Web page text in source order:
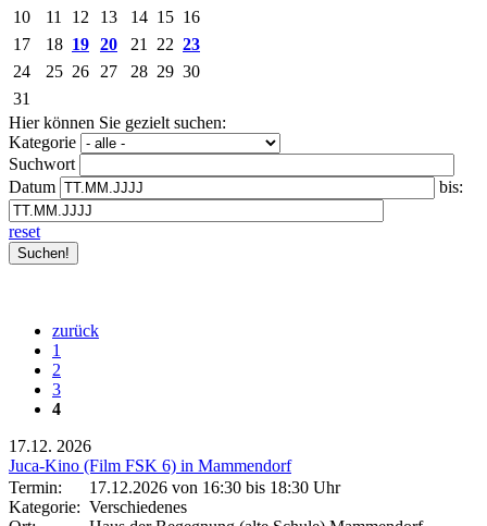
10
11 12 13 14 15 16
17
18 19 20 21 22 23
24
25 26 27 28 29 30
31
Hier können Sie gezielt suchen:
Kategorie
Suchwort
Datum
bis:
reset
zurück
1
2
3
4
17.12. 2026
Juca-Kino (Film FSK 6) in Mammendorf
Termin:
17.12.2026 von 16:30 bis 18:30 Uhr
Kategorie: Verschiedenes